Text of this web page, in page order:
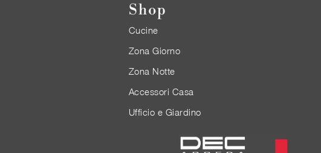
Shop
Cucine
Zona Giorno
Zona Notte
Accessori Casa
Ufficio e Giardino